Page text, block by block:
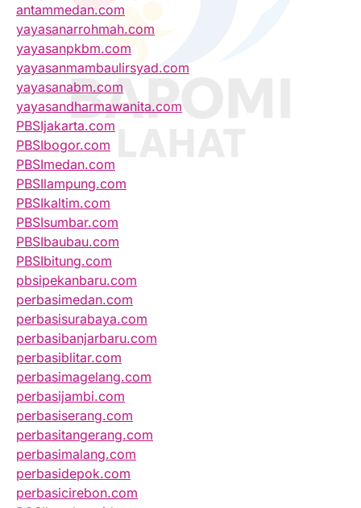
antammedan.com
yayasanarrohmah.com
yayasanpkbm.com
yayasanmambaulirsyad.com
yayasanabm.com
yayasandharmawanita.com
PBSIjakarta.com
PBSIbogor.com
PBSImedan.com
PBSIlampung.com
PBSIkaltim.com
PBSIsumbar.com
PBSIbaubau.com
PBSIbitung.com
pbsipekanbaru.com
perbasimedan.com
perbasisurabaya.com
perbasibanjarbaru.com
perbasiblitar.com
perbasimagelang.com
perbasijambi.com
perbasiserang.com
perbasitangerang.com
perbasimalang.com
perbasidepok.com
perbasicirebon.com